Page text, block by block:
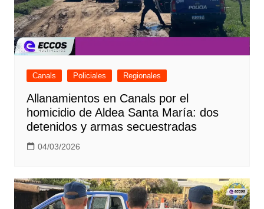
Canals Policiales Regionales
Allanamientos en Canals por el
homicidio de Aldea Santa María: dos
detenidos y armas secuestradas
04/03/2026